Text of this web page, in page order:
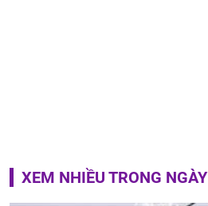
XEM NHIỀU TRONG NGÀY